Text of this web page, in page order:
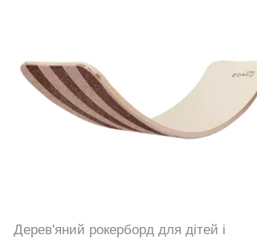
Дерев'яний рокерборд для дітей і